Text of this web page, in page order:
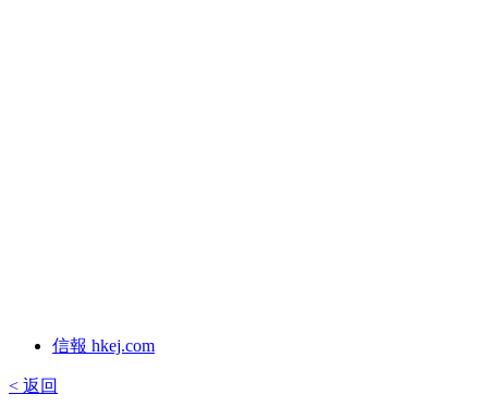
信報 hkej.com
< 返回